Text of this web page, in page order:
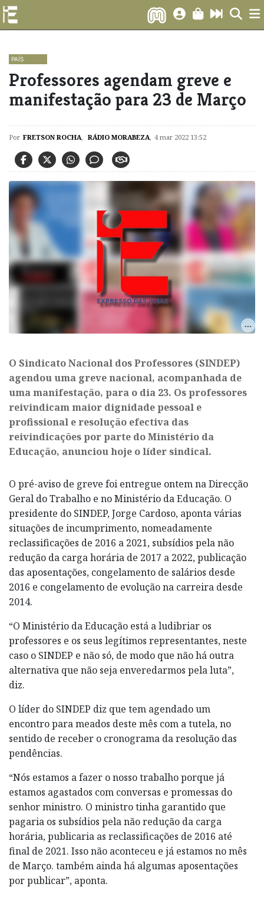
PAÍS
Professores agendam greve e
manifestação para 23 de Março
Por FRETSON ROCHA, RÁDIO MORABEZA, 4 mar 2022 13:52
O Sindicato Nacional dos Professores (SINDEP)
agendou uma greve nacional, acompanhada de
uma manifestação, para o dia 23. Os professores
reivindicam maior dignidade pessoal e
profissional e resolução efectiva das
reivindicações por parte do Ministério da
Educação, anunciou hoje o líder sindical.
O pré-aviso de greve foi entregue ontem na Direcção
Geral do Trabalho e no Ministério da Educação. O
presidente do SINDEP, Jorge Cardoso, aponta várias
situações de incumprimento, nomeadamente
reclassificações de 2016 a 2021, subsídios pela não
redução da carga horária de 2017 a 2022, publicação
das aposentações, congelamento de salários desde
2016 e congelamento de evolução na carreira desde
2014.
“O Ministério da Educação está a ludibriar os
professores e os seus legítimos representantes, neste
caso o SINDEP e não só, de modo que não há outra
alternativa que não seja enveredarmos pela luta”,
diz.
O líder do SINDEP diz que tem agendado um
encontro para meados deste mês com a tutela, no
sentido de receber o cronograma da resolução das
pendências.
“Nós estamos a fazer o nosso trabalho porque já
estamos agastados com conversas e promessas do
senhor ministro. O ministro tinha garantido que
pagaria os subsídios pela não redução da carga
horária, publicaria as reclassificações de 2016 até
final de 2021. Isso não aconteceu e já estamos no mês
de Março. também ainda há algumas aposentações
por publicar”, aponta.